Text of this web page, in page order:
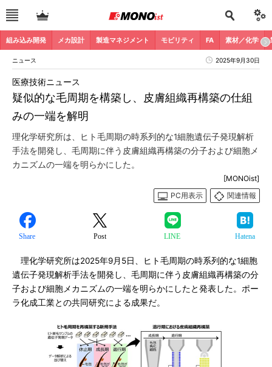
組み込み開発 メカ設計 製造マネジメント モビリティ FA 素材／化学
ニュース 2025年9月30日
疑似的な毛周期を構築し、皮膚組織再構築の仕組
みの一端を解明
医療技術ニュース
理化学研究所は、ヒト毛周期の時系列的な1細胞遺伝子発現解析
手法を開発し、毛周期に伴う皮膚組織再構築の分子および細胞メ
カニズムの一端を明らかにした。
[MONOist]
PC用表示
関連情報
Share Post LINE Hatena
理化学研究所は2025年9月5日、ヒト毛周期の時系列的な1細胞
遺伝子発現解析手法を開発し、毛周期に伴う皮膚組織再構築の分
子および細胞メカニズムの一端を明らかにしたと発表した。ポー
ラ化成工業との共同研究による成果だ。